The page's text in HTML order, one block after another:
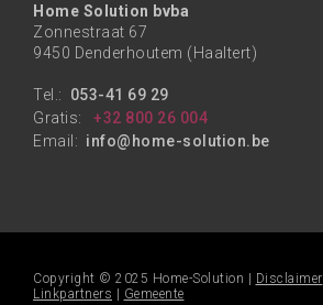
Home Solution bvba
Zonnestraat 67
9450 Denderhoutem (Haaltert)
Tel.: 053-41 69 29
Gratis:
+32 800 26 004
Email: info@home-solution.be
Copyright © 2025 Home-Solution | Disclaimer
Linkpartners
Gemeente